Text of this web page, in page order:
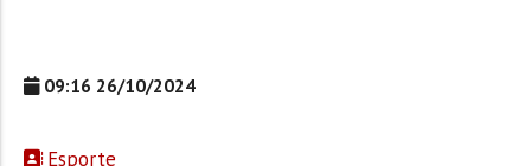
09:16 26/10/2024
Esporte